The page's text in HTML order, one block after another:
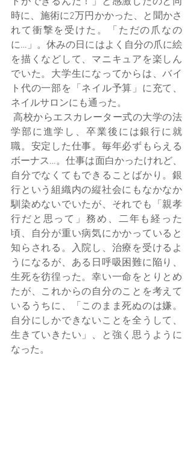
時に、施術に2万円かかった、と聞かさ
れて衝撃を受けた。「ただの爪なの
に…」。休みの日にはよく自分の爪に絵
を描くなどして、マニキュアを楽しん
でいた。大学生になってからは、バイ
ト代の一部を「ネイル予算」に充て、
ネイルサロンにも通った。
高校からエスカレーター式の大学の法
学部に進学し、卒業後には銀行に就
職。安定した仕事。毎年必ずもらえる
ボーナス…。仕事は面白かったけれど、
自分でなくてもできることばかり。銀
行という組織内の縦社会にもなかなか
馴染めないでいたが、それでも「親孝
行だと思って」務め、二年も経った
頃、自分が重い病気にかかっていると
知らされる。入院し、治療を受けるよ
うになるが、ある日呼吸困難に陥り、
生死を彷徨った。幸い一命をとりとめ
たが、これからの自分のことを考えて
いるうちに、「このまま死ぬのは嫌。
自分にしかできないことを全うして、
生きていきたい」、と強く思うように
なった。